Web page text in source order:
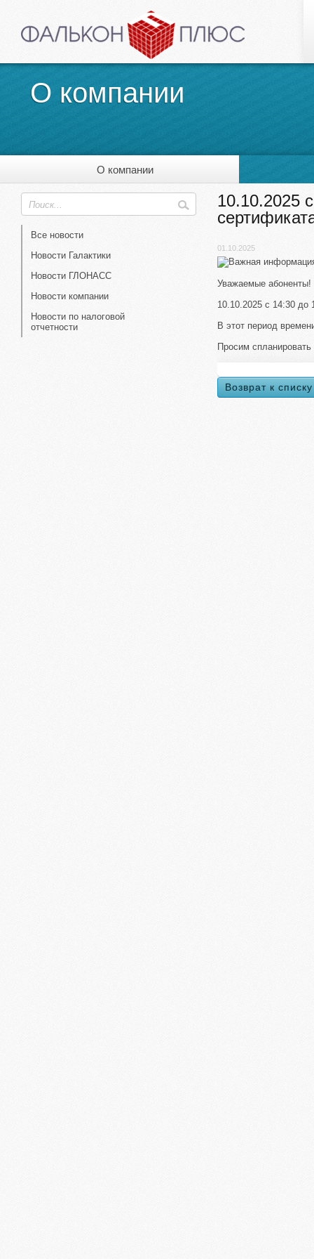
О компании
О компании
10.10.2025
01.10.2025
Уважаемые абоненты!
10.10.2025 с 14:30 до
В этот период
Просим спланировать
Возврат к списку
Все новости
Новости Галактики
Новости ГЛОНАСС
Новости компании
Новости по налоговой
отчетности